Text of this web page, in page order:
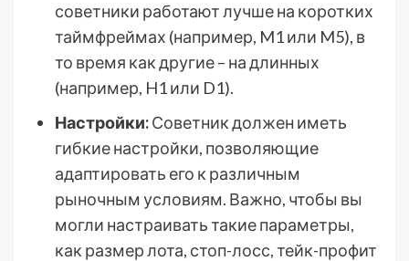
советники работают лучше на коротких
таймфреймах (например, M1 или M5), в
то время как другие – на длинных
(например, H1 или D1).
Настройки:Советник должен иметь
гибкие настройки, позволяющие
адаптировать его к различным
рыночным условиям. Важно, чтобы вы
могли настраивать такие параметры,
как размер лота, стоп-лосс, тейк-профит